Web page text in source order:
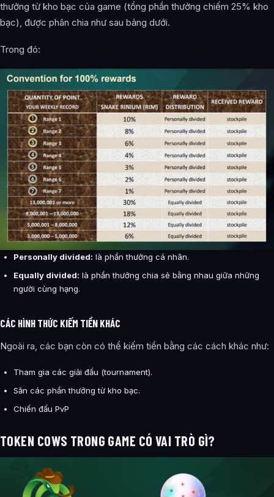
thưởng từ kho bạc của game (tổng phần thưởng chiếm 25% kho
bạc), được phân chia như sau bảng dưới.
Trong đó:
Personally divided: là phần thưởng cá nhân.
Equally divided: là phần thưởng chia sẻ bằng nhau giữa những
người cùng hạng.
CÁC HÌNH THỨC KIẾM TIỀN KHÁC
Ngoài ra, các bạn còn có thể kiếm tiền bằng các cách khác như:
Tham gia các giải đấu (tournament).
Săn các phần thưởng từ kho bạc.
Chiến đấu PvP
TOKEN COWS TRONG GAME CÓ VAI TRÒ GÌ?